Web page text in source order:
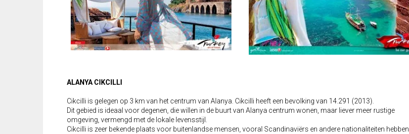
ALANYA CIKCILLI
Cikcilli is gelegen op 3 km van het centrum van Alanya. Cikcilli heeft een bevolking van 14.291 (2013).
Dit gebied is ideaal voor degenen, die willen in de buurt van Alanya centrum wonen, maar liever meer rustige
omgeving, vermengd met de lokale levensstijl.
Cikcilli is zeer bekende plaats voor buitenlandse mensen, vooral Scandinaviërs en andere nationaliteiten hebben